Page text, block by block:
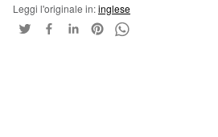
Leggi l'originale in:inglese